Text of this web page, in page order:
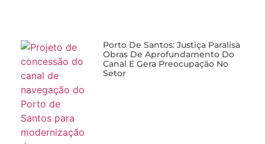
Porto De Santos: Justiça Paralisa
Obras De Aprofundamento Do
Canal E Gera Preocupação No
Setor